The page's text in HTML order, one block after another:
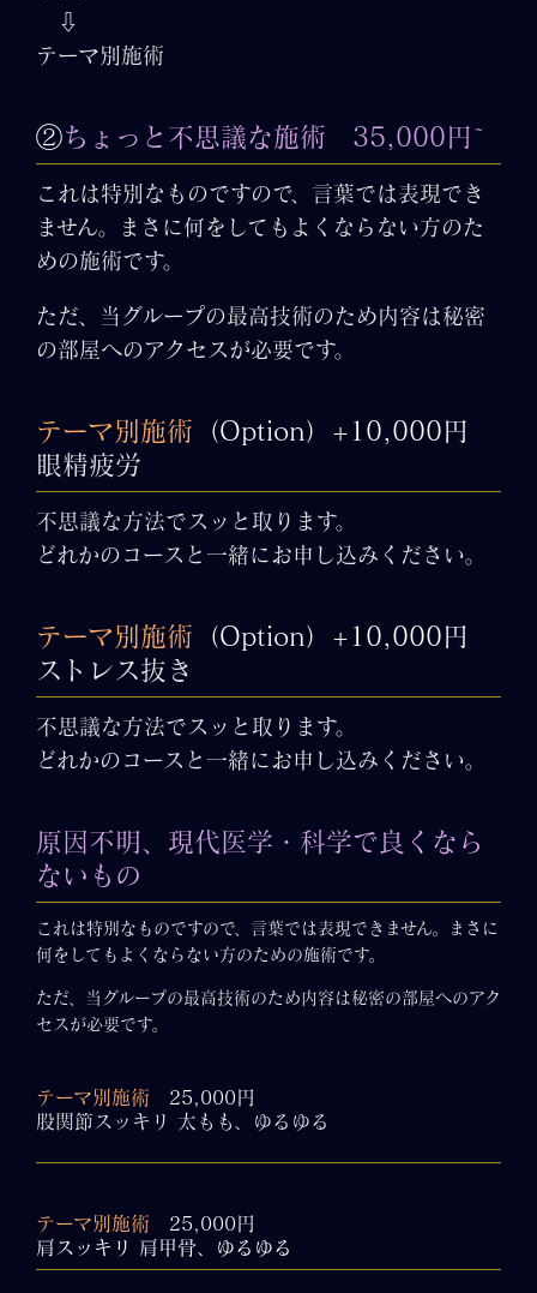
⇩
テーマ別施術
②ちょっと不思議な施術 35,000円~
これは特別なものですので、言葉では表現でき
ません。まさに何をしてもよくならない方のた
めの施術です。
ただ、当グループの最高技術のため内容は秘密
の部屋へのアクセスが必要です。
テーマ別施術 （Option）+10,000円
眼精疲労
不思議な方法でスッと取ります。
どれかのコースと一緒にお申し込みください。
テーマ別施術 （Option）+10,000円
ストレス抜き
不思議な方法でスッと取ります。
どれかのコースと一緒にお申し込みください。
原因不明、現代医学・科学で良くなら
ないもの
これは特別なものですので、言葉では表現できません。まさに
何をしてもよくならない方のための施術です。
ただ、当グループの最高技術のため内容は秘密の部屋へのアク
セスが必要です。
テーマ別施術 25,000円
股関節スッキリ 太もも、ゆるゆる
テーマ別施術 25,000円
肩スッキリ 肩甲骨、ゆるゆる